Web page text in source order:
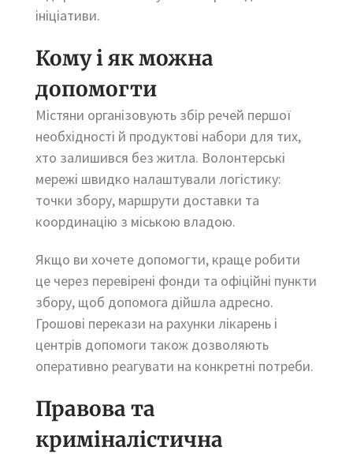
ініціативи.
Кому і як можна
допомогти
Містяни організовують збір речей першої
необхідності й продуктові набори для тих,
хто залишився без житла. Волонтерські
мережі швидко налаштували логістику:
точки збору, маршрути доставки та
координацію з міською владою.
Якщо ви хочете допомогти, краще робити
це через перевірені фонди та офіційні пункти
збору, щоб допомога дійшла адресно.
Грошові перекази на рахунки лікарень і
центрів допомоги також дозволяють
оперативно реагувати на конкретні потреби.
Правова та
криміналістична